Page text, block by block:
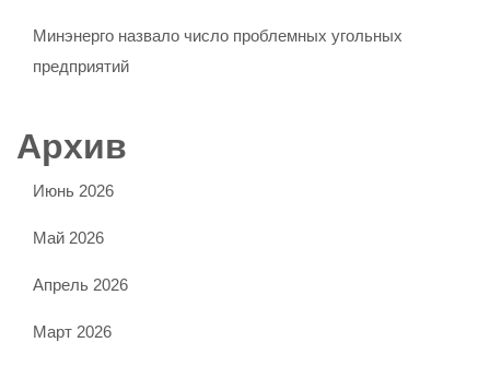
Минэнерго назвало число проблемных угольных
предприятий
Архив
Июнь 2026
Май 2026
Апрель 2026
Март 2026